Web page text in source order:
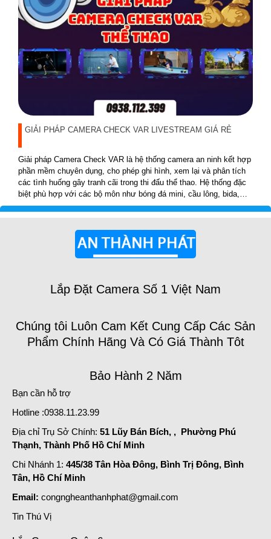
GIẢI PHÁP CAMERA CHECK VAR LIVESTREAM GIÁ RẺ
Giải pháp Camera Check VAR là hệ thống camera an ninh kết hợp
phần mềm chuyên dụng, cho phép ghi hình, xem lại và phân tích
các tình huống gây tranh cãi trong thi đấu thể thao. Hệ thống đặc
biệt phù hợp với các bộ môn như bóng đá mini, cầu lông, bida,
pickleball, tennis…
Lắp Đặt Camera Số 1 Việt Nam
Chúng tôi Luôn Cam Kết Cung Cấp Các Sản
Phẩm Chính Hãng Và Có Giá Thành Tôt
Bảo Hành 2 Năm
Bạn cần hỗ trợ
Hotline :0938.11.23.99
Địa chỉ Trụ Sở Chính: 51 Lũy Bán Bích, , Phường Phú
Thạnh, Thành Phố Hồ Chí Minh
Chi Nhánh 1: 445/38 Tân Hòa Đông, Bình Trị Đông, Bình
Tân, Hồ Chí Minh
Email: congngheanthanhphat@gmail.com
Tin Thú Vị